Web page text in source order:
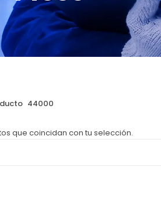
44000
que coincidan con tu selección.